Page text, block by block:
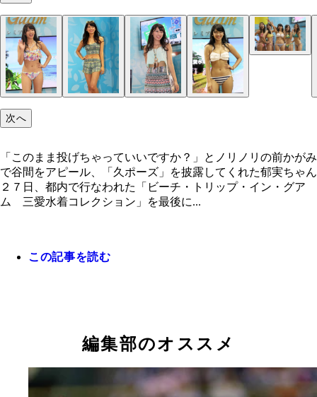
た郁実ちゃん
サプライズの花束で卒業を祝福され涙を流す久松
みんなに卒業をお祝いしてもらいポーズ（左から
華、樋浦舞花（ひうらまいか）、久松郁実、樋浦
次へ
「このまま投げちゃっていいですか？」とノリノリの前かがみ
で谷間をアピール、「久ポーズ」を披露してくれた郁実ちゃん
２７日、都内で行なわれた「ビーチ・トリップ・イン・グア
ム 三愛水着コレクション」を最後に...
この記事を読む
編集部のオススメ